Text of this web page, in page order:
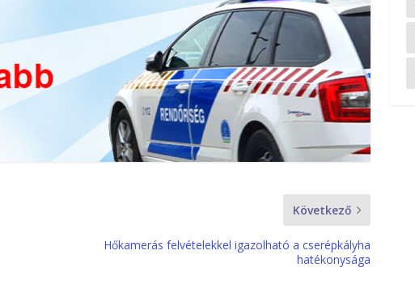
Következő
Hőkamerás felvételekkel igazolható a cserépkályha
hatékonysága